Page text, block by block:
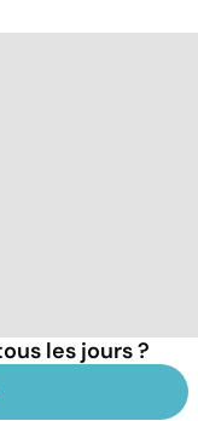
les jours ?